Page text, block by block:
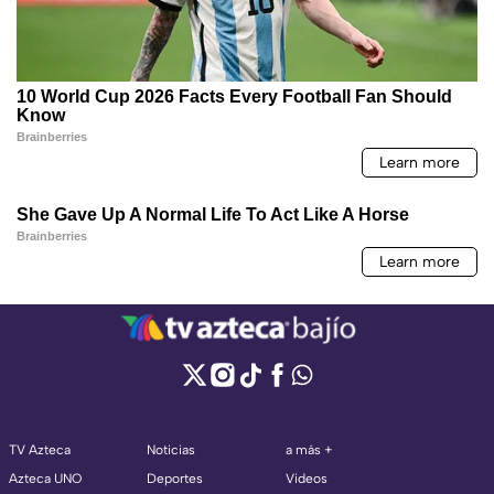
TV Azteca
Azteca UNO
Noticias
Deportes
a más +
Videos